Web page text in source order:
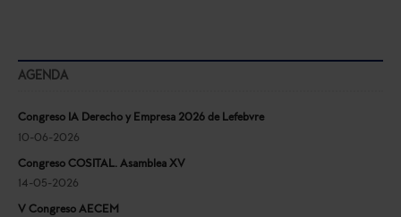
AGENDA
Congreso IA Derecho y Empresa 2026 de Lefebvre
10-06-2026
Congreso COSITAL. Asamblea XV
14-05-2026
V Congreso AECEM